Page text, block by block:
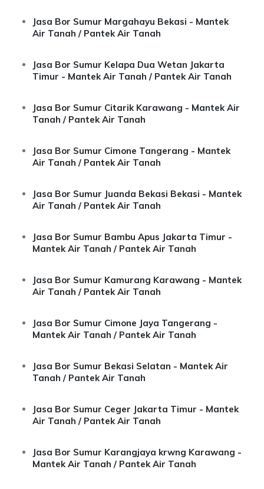
Jasa Bor Sumur Margahayu Bekasi - Mantek
Air Tanah / Pantek Air Tanah
Jasa Bor Sumur Kelapa Dua Wetan Jakarta
Timur - Mantek Air Tanah / Pantek Air Tanah
Jasa Bor Sumur Citarik Karawang - Mantek Air
Tanah / Pantek Air Tanah
Jasa Bor Sumur Cimone Tangerang - Mantek
Air Tanah / Pantek Air Tanah
Jasa Bor Sumur Juanda Bekasi Bekasi - Mantek
Air Tanah / Pantek Air Tanah
Jasa Bor Sumur Bambu Apus Jakarta Timur -
Mantek Air Tanah / Pantek Air Tanah
Jasa Bor Sumur Kamurang Karawang - Mantek
Air Tanah / Pantek Air Tanah
Jasa Bor Sumur Cimone Jaya Tangerang -
Mantek Air Tanah / Pantek Air Tanah
Jasa Bor Sumur Bekasi Selatan - Mantek Air
Tanah / Pantek Air Tanah
Jasa Bor Sumur Ceger Jakarta Timur - Mantek
Air Tanah / Pantek Air Tanah
Jasa Bor Sumur Karangjaya krwng Karawang -
Mantek Air Tanah / Pantek Air Tanah